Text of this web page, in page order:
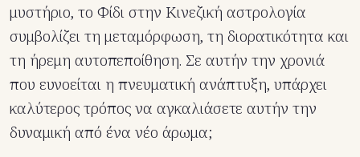
μυστήριο, το Φίδι στην Κινεζική αστρολογία
συμβολίζει τη μεταμόρφωση, τη διορατικότητα και
τη ήρεμη αυτοπεποίθηση. Σε αυτήν την χρονιά
που ευνοείται η πνευματική ανάπτυξη, υπάρχει
καλύτερος τρόπος να αγκαλιάσετε αυτήν την
δυναμική από ένα νέο άρωμα;